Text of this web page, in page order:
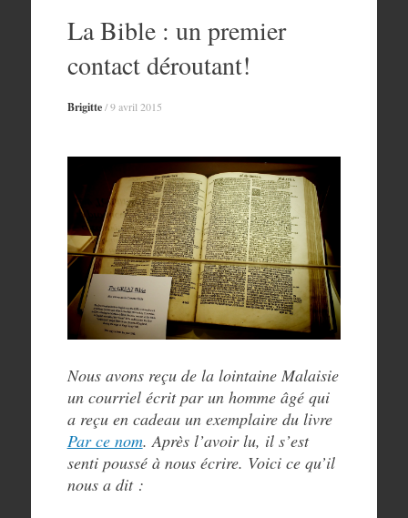
contenuLa Bible : un premier
contact déroutant!
Brigitte/9 avril 2015
Nous avons reçu de la lointaine Malaisie
un courriel écrit par un homme âgé qui
a reçu en cadeau un exemplaire du livre
Par ce nom. Après l’avoir lu, il s’est
senti poussé à nous écrire. Voici ce qu’il
nous a dit :